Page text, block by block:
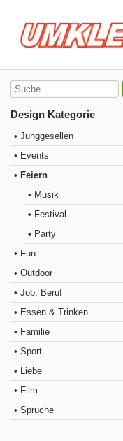
Design Kategorie
• Junggesellen
• Events
• Feiern
• Musik
• Festival
• Party
• Fun
• Outdoor
• Job, Beruf
• Essen & Trinken
• Familie
• Sport
• Liebe
• Film
• Sprüche